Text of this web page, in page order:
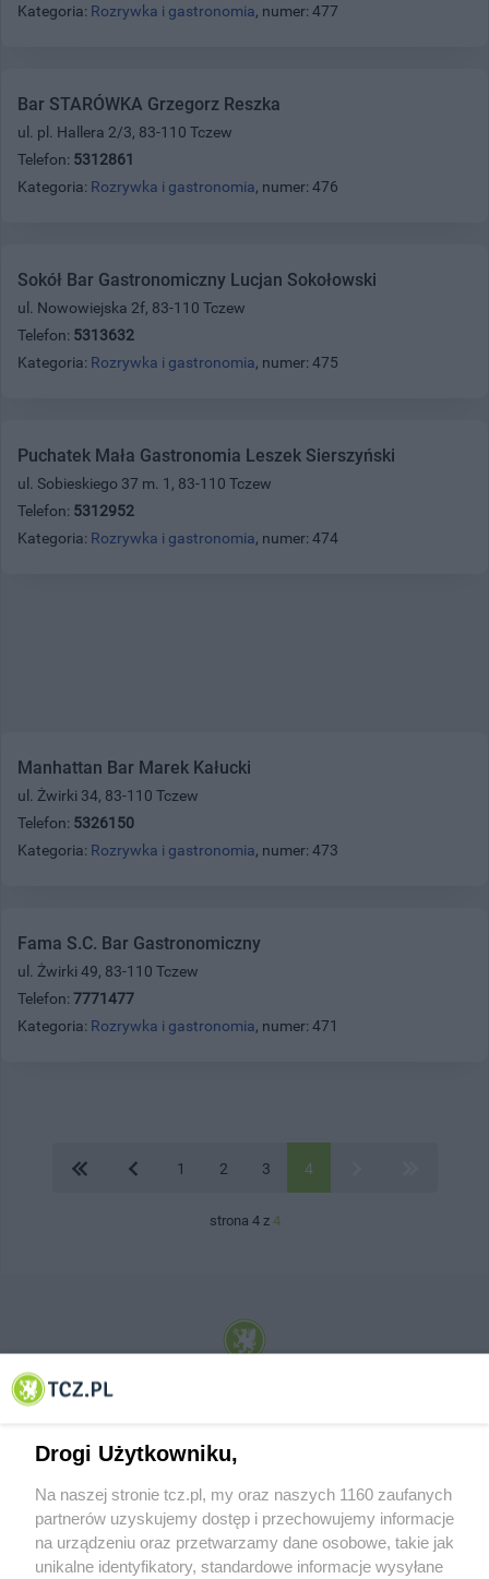
Kategoria: Rozrywka i gastronomia, numer: 477
Bar STARÓWKA Grzegorz Reszka
ul. pl. Hallera 2/3, 83-110 Tczew
Telefon: 5312861
Kategoria: Rozrywka i gastronomia, numer: 476
Sokół Bar Gastronomiczny Lucjan Sokołowski
ul. Nowowiejska 2f, 83-110 Tczew
Telefon: 5313632
Kategoria: Rozrywka i gastronomia, numer: 475
Puchatek Mała Gastronomia Leszek Sierszyński
ul. Sobieskiego 37 m. 1, 83-110 Tczew
Telefon: 5312952
Kategoria: Rozrywka i gastronomia, numer: 474
Manhattan Bar Marek Kałucki
ul. Żwirki 34, 83-110 Tczew
Telefon: 5326150
Kategoria: Rozrywka i gastronomia, numer: 473
Fama S.C. Bar Gastronomiczny
ul. Żwirki 49, 83-110 Tczew
Telefon: 7771477
Kategoria: Rozrywka i gastronomia, numer: 471
1 2 3 4
strona 4 z 4
© 2001-2026 Tczew - TCZ.PL Sp. z o.o. Internetowy Serwis Informacyjny Miasta
Drogi Użytkowniku,
Na naszej stronie tcz.pl, my oraz naszych 1160 zaufanych
partnerów uzyskujemy dostęp i przechowujemy informacje
na urządzeniu oraz przetwarzamy dane osobowe, takie jak
unikalne identyfikatory, standardowe informacje wysyłane